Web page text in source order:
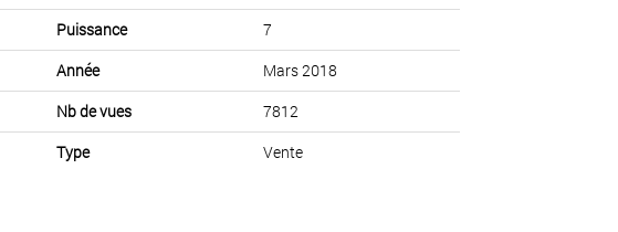
Puissance
7
Année
Mars 2018
Nb de vues
7812
Type Vente